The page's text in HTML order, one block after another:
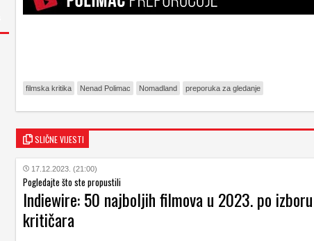
filmska kritika Nenad Polimac Nomadland preporuka za gledanje
SLIČNE VIJESTI
17.12.2023. (21:00)
Pogledajte što ste propustili
Indiewire: 50 najboljih filmova u 2023. po
kritičara